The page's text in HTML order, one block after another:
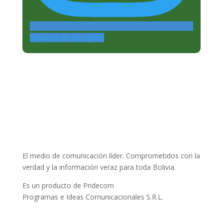
Siguenos en Instagram
El medio de comunicación líder. Comprometidos con la
verdad y la información veraz para toda Bolivia.
Es un producto de Pridecom
Programas e Ideas Comunicacionales S.R.L.